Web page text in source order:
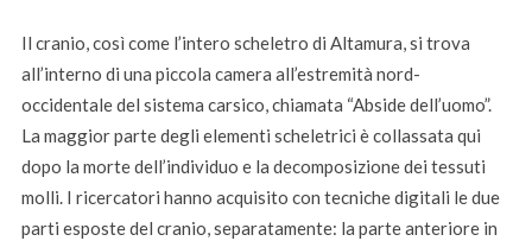
Il cranio, così come l’intero scheletro di Altamura, si trova
all’interno di una piccola camera all’estremità nord-
occidentale del sistema carsico, chiamata “Abside dell’uomo”.
La maggior parte degli elementi scheletrici è collassata qui
dopo la morte dell’individuo e la decomposizione dei tessuti
molli. I ricercatori hanno acquisito con tecniche digitali le due
parti esposte del cranio, separatamente: la parte anteriore in